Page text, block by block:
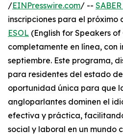
/EINPresswire.com/ --
inscripciones para el próximo
ESOL (English for Speakers
completamente en línea, con
septiembre. Este programa,
para residentes del estado
oportunidad única para que
angloparlantes dominen el
efectiva y práctica,
social y laboral en un mundo